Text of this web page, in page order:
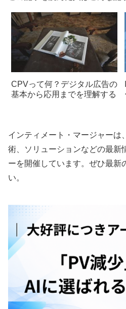
CPVって何？デジタル広告の
基本から応用までを理解する
インティメート・マージャーは
術、ソリューションなどの最新
ーを開催しています。ぜひ最新
い。